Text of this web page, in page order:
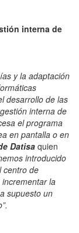
interna de
y la adaptación
desarrollo de las
interna de
el programa
en pantalla o en
Datisa quien
introducido
centro de
la
supuesto un